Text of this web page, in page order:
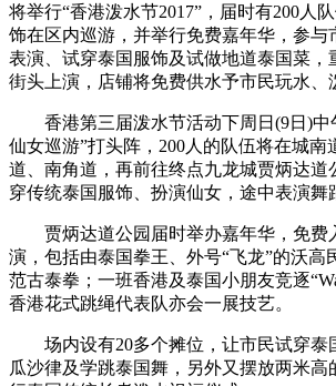
将举行“香港泼水节2017”，届时有200人
饰在区内巡游，并举行免费嘉年华，参与
表演、试穿泰国服饰及试做地道泰国菜，
街头上演，店铺将免费供水予市民玩水、
香港第三届泼水节活动下周日(9日)中
仙女巡游”打头阵，200人的队伍将在城南
道、南角道，再前往终点九龙城贾炳达道
穿传统泰国服饰、扮演仙女，途中表演舞
贾炳达道公园届时举办嘉年华，免费
演，包括由泰国拳王、外号“飞龙”的沃高
范古泰拳；一班香港及泰国小朋友竞逐
香港花式跳绳代表队亦会一展技艺。
场内设有20多个摊位，让市民试穿泰
瓜沙律及学跳泰国舞，另外又摆放两米高